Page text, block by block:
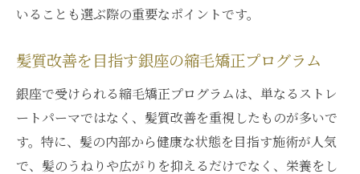
いることも選ぶ際の重要なポイントです。
髪質改善を目指す銀座の縮毛矯正プログラム
銀座で受けられる縮毛矯正プログラムは、単なるストレ
ートパーマではなく、髪質改善を重視したものが多いで
す。特に、髪の内部から健康な状態を目指す施術が人気
で、髪のうねりや広がりを抑えるだけでなく、栄養をし